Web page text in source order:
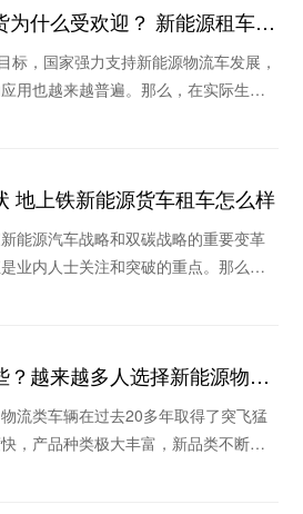
为什么受欢迎？ 新能源租车公
标，国家强力支持新能源物流车发展，
用也越来越普遍。那么，在实际生活
新能源货车发展现状 地上铁新能源货车租车怎么样
能源汽车战略和双碳战略的重要变革
业内人士关注和突破的重点。那么，
？越来越多人选择新能源物流
流类车辆在过去20多年取得了突飞猛
，产品种类极大丰富，新品类不断涌